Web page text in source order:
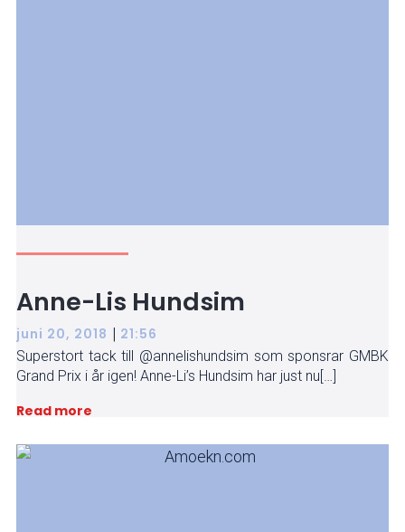
Anne-Lis Hundsim
juni 20, 2018 | 21:56
Superstort tack till @annelishundsim som sponsrar GMBK
Grand Prix i år igen! Anne-Li’s Hundsim har just nu[…]
Read more